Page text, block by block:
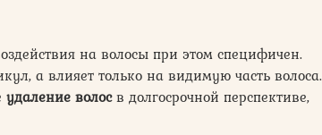
на волосы при этом специфичен.
а влияет только на видимую часть волоса.
удаление волосв долгосрочной перспективе,